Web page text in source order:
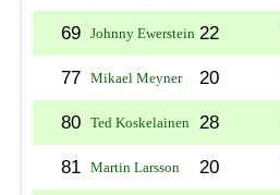
69 Johnny Ewerstein 22
77 Mikael Meyner 20
80 Ted Koskelainen 28
81 Martin Larsson 20